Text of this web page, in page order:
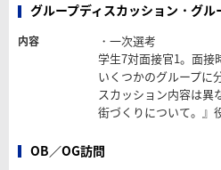
グループディスカッション・グル
内容
・一次選考
学生7対面接官1。面接
いくつかのグループに
スカッション内容は異
街づくりについて。』
OB／OG訪問